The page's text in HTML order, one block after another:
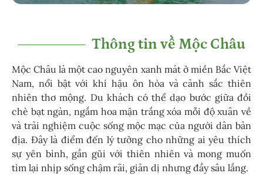
Thông tin về Mộc Châu
Mộc Châu là một cao nguyên xanh mát ở miền Bắc Việt
Nam, nổi bật với khí hậu ôn hòa và cảnh sắc thiên
nhiên thơ mộng. Du khách có thể dạo bước giữa đồi
chè bạt ngàn, ngắm hoa mận trắng xóa mỗi độ xuân về
và trải nghiệm cuộc sống mộc mạc của người dân bản
địa. Đây là điểm đến lý tưởng cho những ai yêu thích
sự yên bình, gần gũi với thiên nhiên và mong muốn
tìm lại nhịp sống chậm rãi, giản dị nhưng đầy sâu lắng.